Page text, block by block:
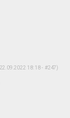
18:18 - #247)